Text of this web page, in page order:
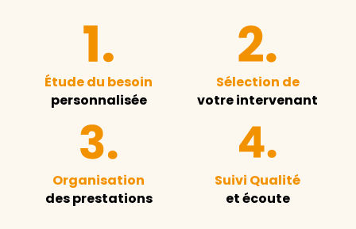
Étude du besoin
personnalisée
Sélection de
votre intervenant
Organisation
des prestations
Suivi Qualité
et écoute